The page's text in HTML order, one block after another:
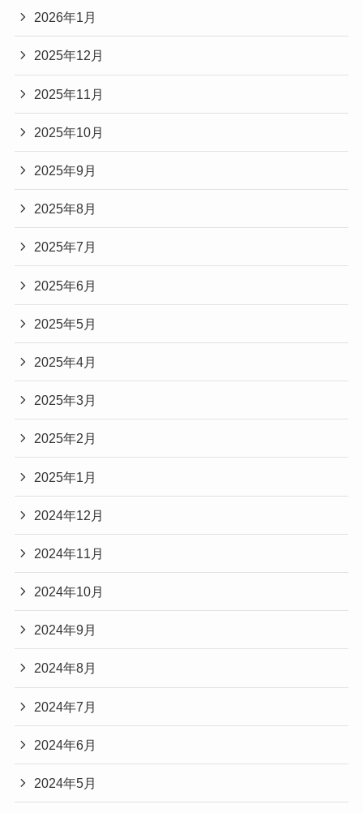
2026年1月
2025年12月
2025年11月
2025年10月
2025年9月
2025年8月
2025年7月
2025年6月
2025年5月
2025年4月
2025年3月
2025年2月
2025年1月
2024年12月
2024年11月
2024年10月
2024年9月
2024年8月
2024年7月
2024年6月
2024年5月